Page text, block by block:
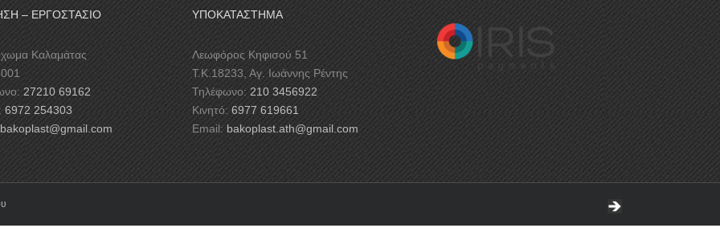
– ΕΡΓΟΣΤΑΣΙΟ
Καλαμάτας
27210 69162
6972 254303
bakoplast@gmail.com
ΥΠΟΚΑΤΑΣΤΗΜΑ
Λεωφόρος Κηφισού 51
Τ.Κ.18233, Αγ. Iωάννης Ρέντης
Τηλέφωνο: 210 3456922
Κινητό: 6977 619661
Email: bakoplast.ath@gmail.com
ΔΕΙΚΤΗΣ